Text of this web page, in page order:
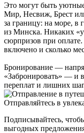
Это могут быть
Мир, Несвиж, Брест
за границу: на море,
из Минска. Никаких
сюрпризов при оплате.
включено и сколько
Бронирование —
«Забронировать» — и
переплат и лишних
Отправляйтесь в
Подписывайтесь,
выгодных